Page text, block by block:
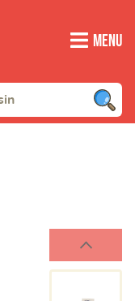
Menu